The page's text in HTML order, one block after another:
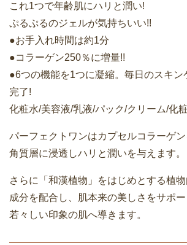
これ1つで年齢肌にハリと潤い!
ぷるぷるのジェルが気持ちいい!!
●お手入れ時間は約1分
●コラーゲン250％に増量!!
●6つの機能を1つに凝縮。毎日のスキン
完了!
化粧水/美容液/乳液/パック/クリーム/化
パーフェクトワンはカプセルコラーゲン
角質層に浸透しハリと潤いを与えます。
さらに「和漢植物」をはじめとする植
成分を配合し、肌本来の美しさをサポー
若々しい印象の肌へ導きます。